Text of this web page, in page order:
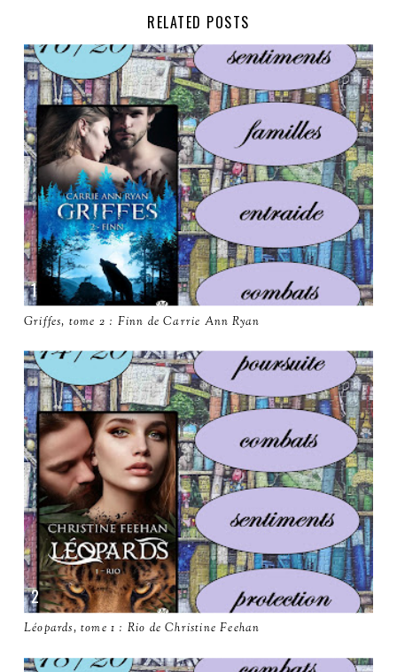
RELATED POSTS
Griffes, tome 2 : Finn de Carrie Ann Ryan
Léopards, tome 1 : Rio de Christine Feehan